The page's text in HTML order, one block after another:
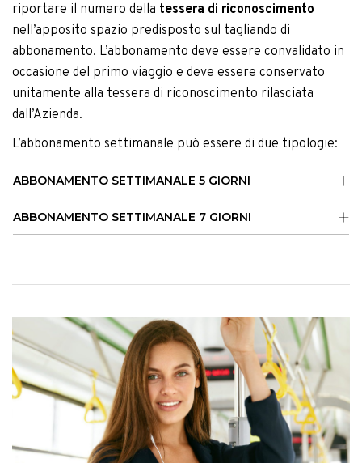
riportare il numero della tessera di riconoscimento
nell’apposito spazio predisposto sul tagliando di
abbonamento. L’abbonamento deve essere convalidato in
occasione del primo viaggio e deve essere conservato
unitamente alla tessera di riconoscimento rilasciata
dall’Azienda.
L’abbonamento settimanale può essere di due tipologie:
ABBONAMENTO SETTIMANALE 5 GIORNI
ABBONAMENTO SETTIMANALE 7 GIORNI